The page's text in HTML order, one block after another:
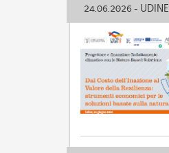
24.06.2026 - UDINE